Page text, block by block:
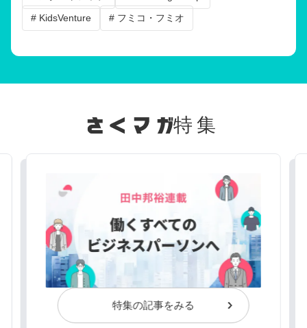
# KidsVenture
# フミコ・フミオ
特集
特集の記事をみる